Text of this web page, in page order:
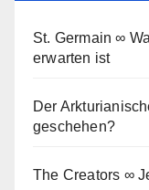
St. Germain ∞
erwarten ist
Der
geschehen?
The Creators ∞